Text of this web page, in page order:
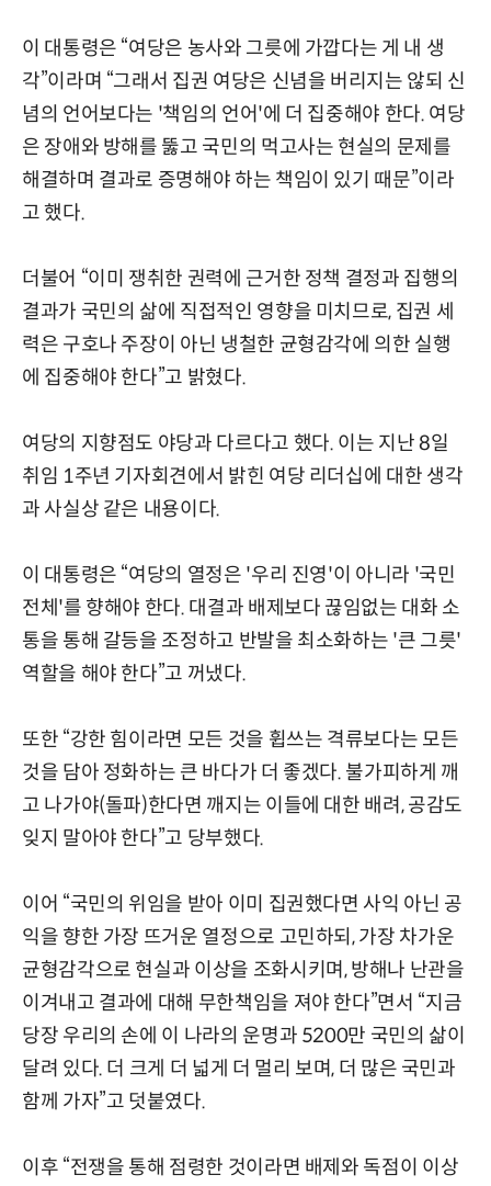
이 대통령은 “여당은 농사와 그릇에 가깝다는 게 내 생
각”이라며 “그래서 집권 여당은 신념을 버리지는 않되 신
념의 언어보다는 '책임의 언어'에 더 집중해야 한다. 여당
은 장애와 방해를 뚫고 국민의 먹고사는 현실의 문제를
해결하며 결과로 증명해야 하는 책임이 있기 때문”이라
고 했다.
더불어 “이미 쟁취한 권력에 근거한 정책 결정과 집행의
결과가 국민의 삶에 직접적인 영향을 미치므로, 집권 세
력은 구호나 주장이 아닌 냉철한 균형감각에 의한 실행
에 집중해야 한다”고 밝혔다.
여당의 지향점도 야당과 다르다고 했다. 이는 지난 8일
취임 1주년 기자회견에서 밝힌 여당 리더십에 대한 생각
과 사실상 같은 내용이다.
이 대통령은 “여당의 열정은 '우리 진영'이 아니라 '국민
전체'를 향해야 한다. 대결과 배제보다 끊임없는 대화 소
통을 통해 갈등을 조정하고 반발을 최소화하는 '큰 그릇'
역할을 해야 한다”고 꺼냈다.
또한 “강한 힘이라면 모든 것을 휩쓰는 격류보다는 모든
것을 담아 정화하는 큰 바다가 더 좋겠다. 불가피하게 깨
고 나가야(돌파)한다면 깨지는 이들에 대한 배려, 공감도
잊지 말아야 한다”고 당부했다.
이어 “국민의 위임을 받아 이미 집권했다면 사익 아닌 공
익을 향한 가장 뜨거운 열정으로 고민하되, 가장 차가운
균형감각으로 현실과 이상을 조화시키며, 방해나 난관을
이겨내고 결과에 대해 무한책임을 져야 한다”면서 “지금
당장 우리의 손에 이 나라의 운명과 5200만 국민의 삶이
달려 있다. 더 크게 더 넓게 더 멀리 보며, 더 많은 국민과
함께 가자”고 덧붙였다.
이후 “전쟁을 통해 점령한 것이라면 배제와 독점이 이상